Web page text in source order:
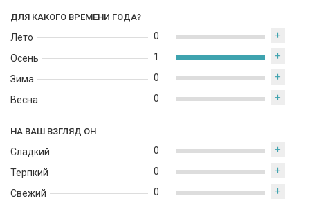
ДЛЯ КАКОГО ВРЕМЕНИ ГОДА?
Лето
Осень
Зима
Весна
0 +
1 +
0 +
0 +
НА ВАШ ВЗГЛЯД ОН
Сладкий
Терпкий
Свежий
0 +
0 +
0 +